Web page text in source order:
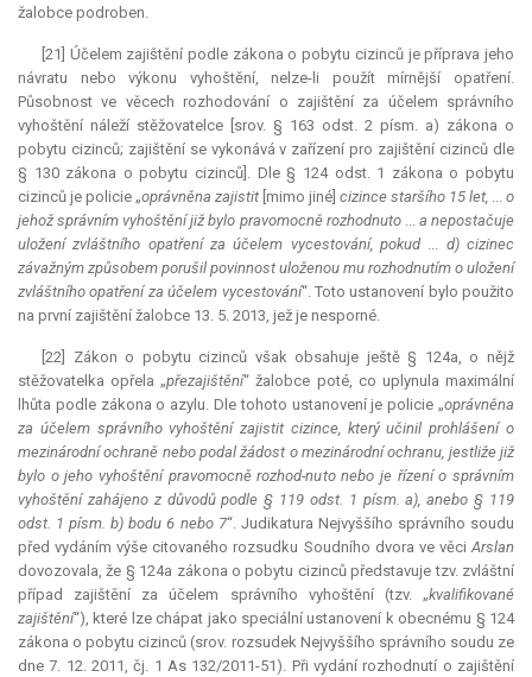
žalobce podroben.
[21] Účelem zajištění podle zákona o pobytu cizinců je příprava jeho
návratu nebo výkonu vyhoštění, nelze-li použít mírnější opatření.
Působnost ve věcech rozhodování o zajištění za účelem správního
vyhoštění náleží stěžovatelce [srov. § 163 odst. 2 písm. a) zákona o
pobytu cizinců; zajištění se vykonává v zařízení pro zajištění cizinců dle
§ 130 zákona o pobytu cizinců]. Dle § 124 odst. 1 zákona o pobytu
cizinců je policie „oprávněna zajistit [mimo jiné] cizince staršího 15 let, ... o
jehož správním vyhoštění již bylo pravomocně rozhodnuto ... a nepostačuje
uložení zvláštního opatření za účelem vycestování, pokud ... d) cizinec
závažným způsobem porušil povinnost uloženou mu rozhodnutím o uložení
zvláštního opatření za účelem vycestování“. Toto ustanovení bylo použito
na první zajištění žalobce 13. 5. 2013, jež je nesporné.
[22] Zákon o pobytu cizinců však obsahuje ještě § 124a, o nějž
stěžovatelka opřela „přezajištění“ žalobce poté, co uplynula maximální
lhůta podle zákona o azylu. Dle tohoto ustanovení je policie „oprávněna
za účelem správního vyhoštění zajistit cizince, který učinil prohlášení o
mezinárodní ochraně nebo podal žádost o mezinárodní ochranu, jestliže již
bylo o jeho vyhoštění pravomocně rozhod-nuto nebo je řízení o správním
vyhoštění zahájeno z důvodů podle § 119 odst. 1 písm. a), anebo § 119
odst. 1 písm. b) bodu 6 nebo 7“. Judikatura Nejvyššího správního soudu
před vydáním výše citovaného rozsudku Soudního dvora ve věciArslan
dovozovala, že § 124a zákona o pobytu cizinců představuje tzv. zvláštní
případ zajištění za účelem správního vyhoštění (tzv. „kvalifikované
zajištění“), které lze chápat jako speciální ustanovení k obecnému § 124
zákona o pobytu cizinců (srov. rozsudek Nejvyššího správního soudu ze
dne 7. 12. 2011, čj. 1 As 132/2011-51). Při vydání rozhodnutí o zajištění